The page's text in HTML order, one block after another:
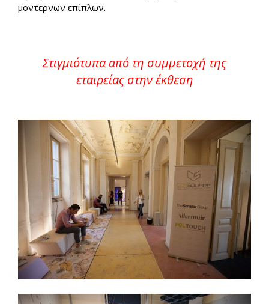
μοντέρνων επίπλων.
Στιγμιότυπα από τη συμμετοχή της
εταιρείας στην έκθεση